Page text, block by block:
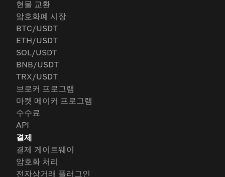
현물 교환
암호화폐 시장
BTC/USDT
ETH/USDT
SOL/USDT
BNB/USDT
TRX/USDT
브로커 프로그램
마켓 메이커 프로그램
수수료
API
결제
결제 게이트웨이
암호화 처리
전자상거래 플러그인